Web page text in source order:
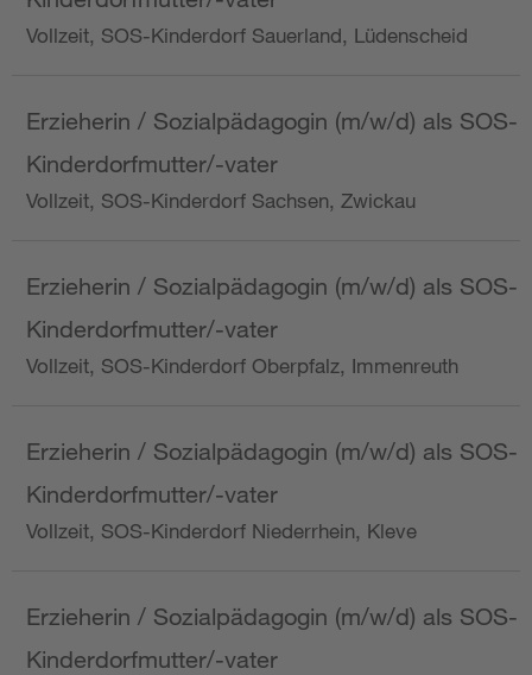
Vollzeit, SOS-Kinderdorf Sauerland, Lüdenscheid
Erzieherin / Sozialpädagogin (m/w/d) als SOS-
Kinderdorfmutter/-vater
Vollzeit, SOS-Kinderdorf Sachsen, Zwickau
Erzieherin / Sozialpädagogin (m/w/d) als SOS-
Kinderdorfmutter/-vater
Vollzeit, SOS-Kinderdorf Oberpfalz, Immenreuth
Erzieherin / Sozialpädagogin (m/w/d) als SOS-
Kinderdorfmutter/-vater
Vollzeit, SOS-Kinderdorf Niederrhein, Kleve
Erzieherin / Sozialpädagogin (m/w/d) als SOS-
Kinderdorfmutter/-vater